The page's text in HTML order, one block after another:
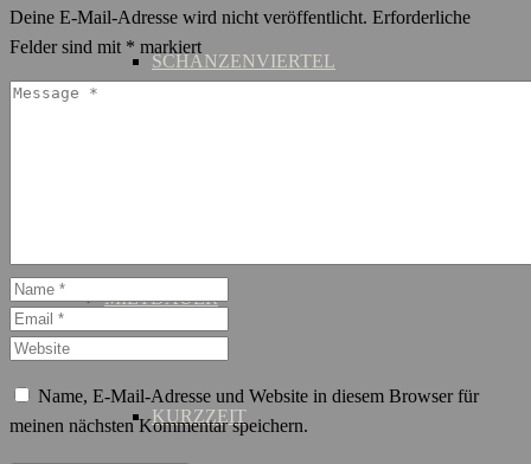
SCHANZENVIERTEL
MIETDAUER
KURZZEIT
Deine E-Mail-Adresse wird nicht veröffentlicht. Erforderliche
Felder sind mit * markiert
Name, E-Mail-Adresse und Website in diesem Browser für
meinen nächsten Kommentar speichern.